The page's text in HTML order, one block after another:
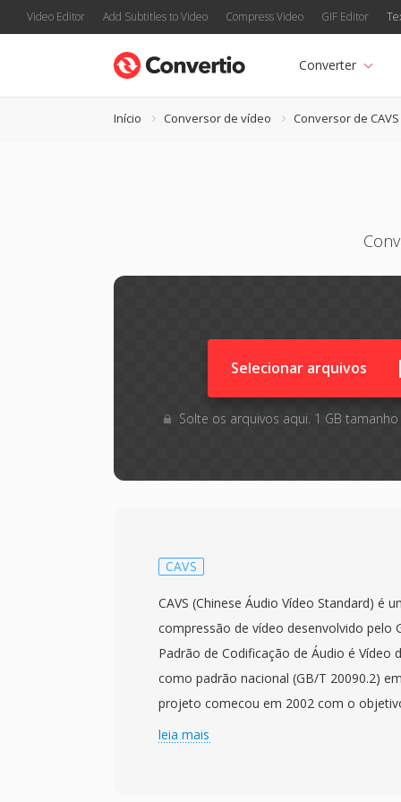
Video Editor Add Subtitles to Video Compress Video GIF Editor
Converter
Início Conversor de vídeo Conversor de CAVS
Selecionar arquivos
Solte os arquivos aqui. 1 GB
CAVS
CAVS (Chinese Áudio Vídeo Standard) é
compressão de vídeo desenvolvido pelo
Padrão de Codificação de Áudio é Vídeo
como padrão nacional (GB/T 20090.2)
projeto comecou em 2002 com o
tecnologia de compressão independente
leia mais